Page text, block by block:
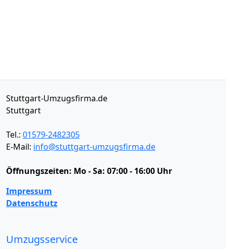
Stuttgart-Umzugsfirma.de
Stuttgart
Tel.: 01579-2482305
E-Mail: info@stuttgart-umzugsfirma.de
Öffnungszeiten: Mo - Sa: 07:00 - 16:00 Uhr
Impressum
Datenschutz
Umzugsservice